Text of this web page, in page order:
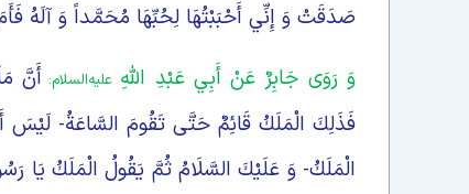
صَدَقَتْ وَ إِنِّي أَحْبَبْتُهَا لِحُبِّهَا مُحَمَّداً وَ آلَهُ
وَ رَوَى جَابِرٌ عَنْ أَبِي عَبْدِ اللَّهِ علیه‌السلام: أَنَّ
فَذَلِكَ الْمَلَكُ قَائِمٌ حَتَّى تَقُومَ السَّاعَةُ-
الْمَلَكُ- وَ عَلَيْكَ السَّلَامُ ثُمَّ يَقُولُ الْمَلَكُ يَا